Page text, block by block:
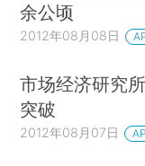
余公顷
2012年08月08日
市场经济研究
突破
2012年08月07日